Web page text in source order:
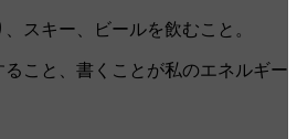
スキー、ビールを飲むこと。
こと、書くことが私のエネルギー